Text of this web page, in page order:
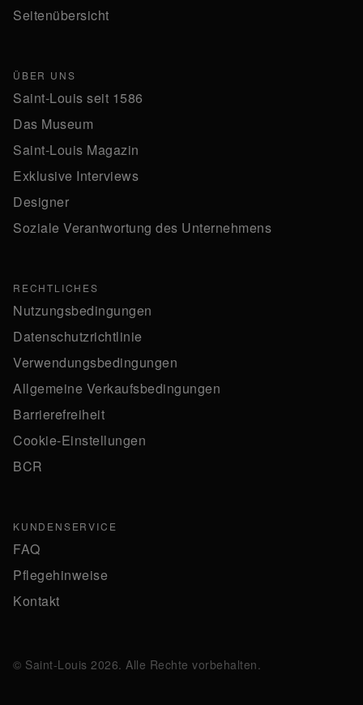
Seitenübersicht
ÜBER UNS
Saint-Louis seit 1586
Das Museum
Saint-Louis Magazin
Exklusive Interviews
Designer
Soziale Verantwortung des Unternehmens
RECHTLICHES
Nutzungsbedingungen
Datenschutzrichtlinie
Verwendungsbedingungen
Allgemeine Verkaufsbedingungen
Barrierefreiheit
Cookie-Einstellungen
BCR
KUNDENSERVICE
FAQ
Pflegehinweise
Kontakt
© Saint-Louis 2026. Alle Rechte vorbehalten.